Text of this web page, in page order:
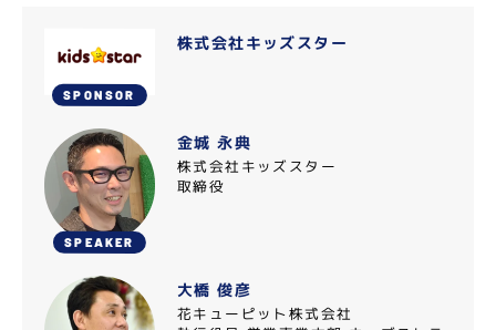
SPONSOR
株式会社キッズスター
SPEAKER
金城 永典
株式会社キッズスター
取締役
大橋 俊彦
花キューピット株式会社